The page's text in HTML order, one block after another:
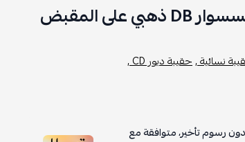
نسائية ,حقيبة ديور CD ,
رسوم تأخير، متوافقة مع